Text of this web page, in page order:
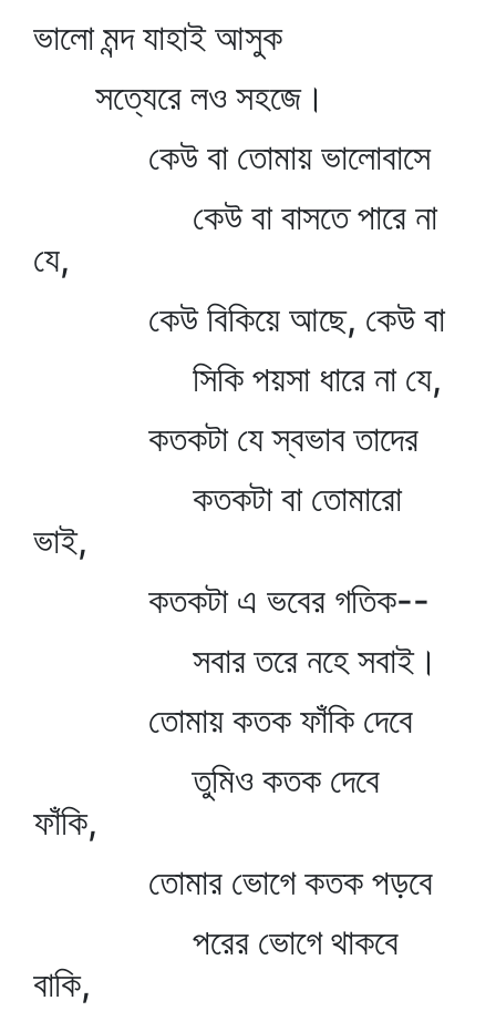
ভালো মন্দ যাহাই আসুক
সত্যেরে লও সহজে।
কেউ বা তোমায় ভালোবাসে
কেউ বা বাসতে পারে না
যে,
কেউ বিকিয়ে আছে, কেউ বা
সিকি পয়সা ধারে না যে,
কতকটা যে স্বভাব তাদের
কতকটা বা তোমারো
ভাই,
কতকটা এ ভবের গতিক--
সবার তরে নহে সবাই।
তোমায় কতক ফাঁকি দেবে
তুমিও কতক দেবে
ফাঁকি,
তোমার ভোগে কতক পড়বে
পরের ভোগে থাকবে
বাকি,